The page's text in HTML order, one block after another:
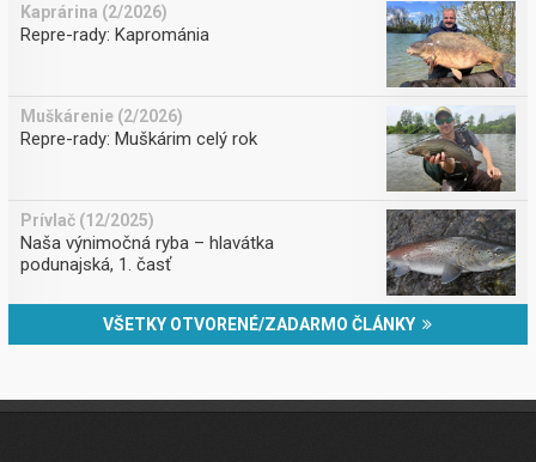
Kaprárina (2/2026)
Repre-rady: Kaprománia
Muškárenie (2/2026)
Repre-rady: Muškárim celý rok
Prívlač (12/2025)
Naša výnimočná ryba – hlavátka
podunajská, 1. časť
VŠETKY OTVORENÉ/ZADARMO ČLÁNKY